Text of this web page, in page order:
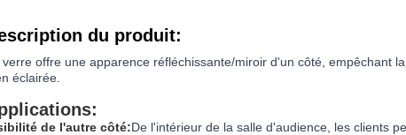
du produit:
verre offre une apparence réfléchissante/miroir d'un côté, empêchant
éclairée.
de l'autre côté:De l'intérieur de la salle d'audience, les clients